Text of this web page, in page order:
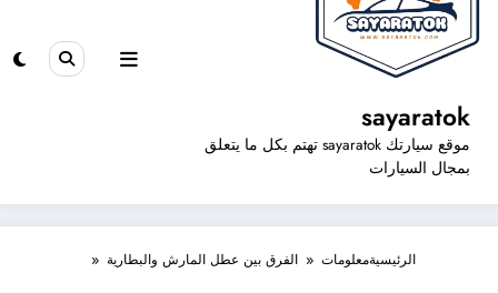
sayaratok
موقع سيارتك sayaratok تهتم بكل ما يتعلق
بمجال السيارات
الرئيسيةمعلومات الفرق بين عطل المارش والبطارية